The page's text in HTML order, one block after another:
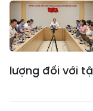
lượng đối với